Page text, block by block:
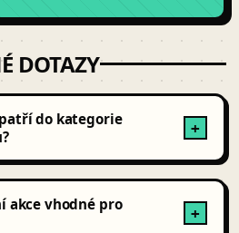
DOTAZY
do kategorie
+
vybočuje z běžné nabídky:
hry, VR a letecké simulátory,
akce vhodné pro
+